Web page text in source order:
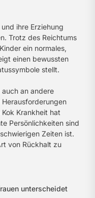
ihre Erziehung
Trotz des Reichtums
ein normales,
einen bewussten
stellt.
an andere
Krankheit hat
Persönlichkeiten sind
Zeiten ist.
von Rückhalt zu
unterscheidet